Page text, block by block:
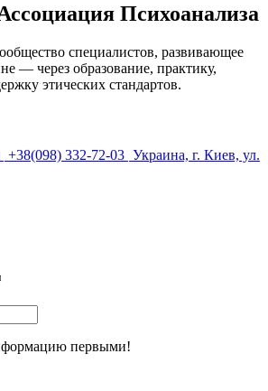
Психоанализа
специалистов, развивающее
— через образование, практику,
этических стандартов.
+38(098) 332-72-03 Украина, г. Киев, ул.
первыми!